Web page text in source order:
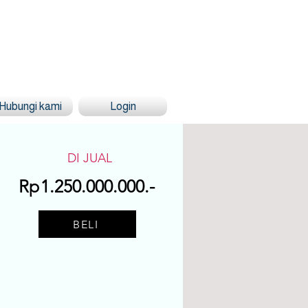
kami Login
DI JUAL
Rp1.250.000.000.-
BELI